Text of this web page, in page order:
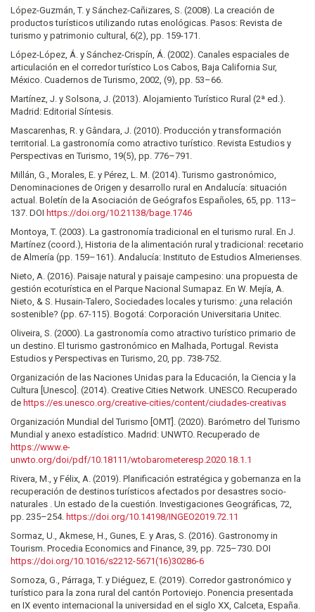
López-Guzmán, T. y Sánchez-Cañizares, S. (2008). La creación de
productos turísticos utilizando rutas enológicas. Pasos: Revista de
turismo y patrimonio cultural, 6(2), pp. 159-171.
López-López, Á. y Sánchez-Crispín, Á. (2002). Canales espaciales de
articulación en el corredor turístico Los Cabos, Baja California Sur,
México. Cuadernos de Turismo, 2002, (9), pp. 53–66.
Martínez, J. y Solsona, J. (2013). Alojamiento Turístico Rural (2ª ed.).
Madrid: Editorial Síntesis.
Mascarenhas, R. y Gândara, J. (2010). Producción y transformación
territorial. La gastronomía como atractivo turístico. Revista Estudios y
Perspectivas en Turismo, 19(5), pp. 776–791.
Millán, G., Morales, E. y Pérez, L. M. (2014). Turismo gastronómico,
Denominaciones de Origen y desarrollo rural en Andalucía: situación
actual. Boletín de la Asociación de Geógrafos Españoles, 65, pp. 113–
137. DOI https://doi.org/10.21138/bage.1746
Montoya, T. (2003). La gastronomía tradicional en el turismo rural. En J.
Martínez (coord.), Historia de la alimentación rural y tradicional: recetario
de Almería (pp. 159–161). Andalucía: Instituto de Estudios Almerienses.
Nieto, A. (2016). Paisaje natural y paisaje campesino: una propuesta de
gestión ecoturística en el Parque Nacional Sumapaz. En W. Mejía, A.
Nieto, & S. Husain-Talero, Sociedades locales y turismo: ¿una relación
sostenible? (pp. 67-115). Bogotá: Corporación Universitaria Unitec.
Oliveira, S. (2000). La gastronomía como atractivo turístico primario de
un destino. El turismo gastronómico en Malhada, Portugal. Revista
Estudios y Perspectivas en Turismo, 20, pp. 738-752.
Organización de las Naciones Unidas para la Educación, la Ciencia y la
Cultura [Unesco]. (2014). Creative Cities Network. UNESCO. Recuperado
de https://es.unesco.org/creative-cities/content/ciudades-creativas
Organización Mundial del Turismo [OMT]. (2020). Barómetro del Turismo
Mundial y anexo estadístico. Madrid: UNWTO. Recuperado de
https://www.e-
unwto.org/doi/pdf/10.18111/wtobarometeresp.2020.18.1.1
Rivera, M., y Félix, A. (2019). Planificación estratégica y gobernanza en la
recuperación de destinos turísticos afectados por desastres socio-
naturales . Un estado de la cuestión. Investigaciones Geográficas, 72,
pp. 235–254. https://doi.org/10.14198/INGEO2019.72.11
Sormaz, U., Akmese, H., Gunes, E. y Aras, S. (2016). Gastronomy in
Tourism. Procedia Economics and Finance, 39, pp. 725–730. DOI
https://doi.org/10.1016/s2212-5671(16)30286-6
Sornoza, G., Párraga, T. y Diéguez, E. (2019). Corredor gastronómico y
turístico para la zona rural del cantón Portoviejo. Ponencia presentada
en IX evento internacional la universidad en el siglo XX, Calceta, España.